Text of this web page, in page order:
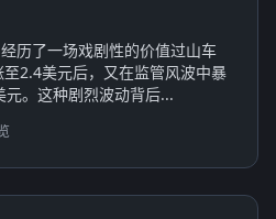
历了一场戏剧性的价值过山车
2.4美元后，又在监管风波中暴
。这种剧烈波动背后...